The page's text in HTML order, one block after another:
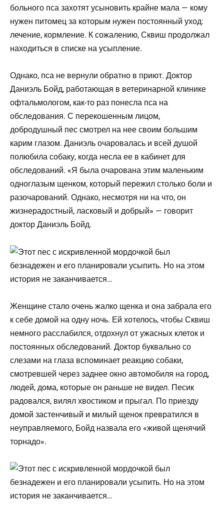
больного пса захотят усыновить крайне мала — кому
нужен питомец за которым нужен постоянный уход:
лечение, кормление. К сожалению, Сквиш продолжал
находиться в списке на усыпление.
Однако, пса не вернули обратно в приют. Доктор
Даниэль Бойд, работающая в ветеринарной клинике
офтальмологом, как-то раз понесла пса на
обследования. С перекошенным лицом,
добродушный пес смотрел на нее своим большим
карим глазом. Даниэль очаровалась и всей душой
полюбила собаку, когда несла ее в кабинет для
обследований. «Я была очарована этим маленьким
одноглазым щенком, который пережил столько боли и
разочарований. Однако, несмотря ни на что, он
жизнерадостный, ласковый и добрый» — говорит
доктор Даниэль Бойд.
Женщине стало очень жалко щенка и она забрала его
к себе домой на одну ночь. Ей хотелось, чтобы Сквиш
немного расслабился, отдохнул от ужасных клеток и
постоянных обследований. Доктор буквально со
слезами на глаза вспоминает реакцию собаки,
смотревшей через заднее окно автомобиля на город,
людей, дома, которые он раньше не видел. Песик
радовался, вилял хвостиком и прыгал. По приезду
домой застенчивый и милый щенок превратился в
неуправляемого, Бойд назвала его «живой щенячий
торнадо».